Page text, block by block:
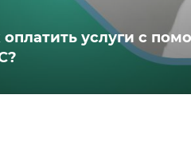
оплатить услуги с